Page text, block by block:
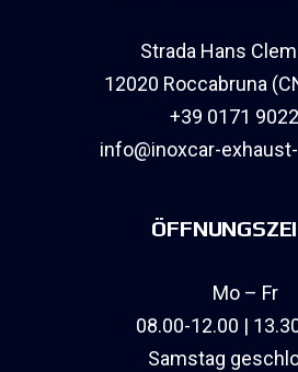
Strada Hans
12020 Roccabruna
+39 0171
info@inoxcar-
Mo – Fr
08.00-12.00 |
Samstag